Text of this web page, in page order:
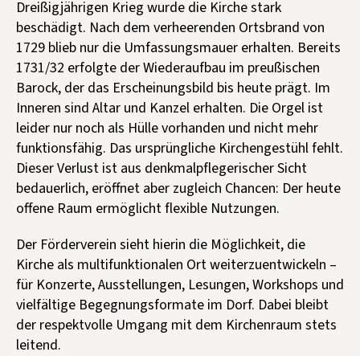
Dreißigjährigen Krieg wurde die Kirche stark
beschädigt. Nach dem verheerenden Ortsbrand von
1729 blieb nur die Umfassungsmauer erhalten. Bereits
1731/32 erfolgte der Wiederaufbau im preußischen
Barock, der das Erscheinungsbild bis heute prägt. Im
Inneren sind Altar und Kanzel erhalten. Die Orgel ist
leider nur noch als Hülle vorhanden und nicht mehr
funktionsfähig. Das ursprüngliche Kirchengestühl fehlt.
Dieser Verlust ist aus denkmalpflegerischer Sicht
bedauerlich, eröffnet aber zugleich Chancen: Der heute
offene Raum ermöglicht flexible Nutzungen.
Der Förderverein sieht hierin die Möglichkeit, die
Kirche als multifunktionalen Ort weiterzuentwickeln –
für Konzerte, Ausstellungen, Lesungen, Workshops und
vielfältige Begegnungsformate im Dorf. Dabei bleibt
der respektvolle Umgang mit dem Kirchenraum stets
leitend.